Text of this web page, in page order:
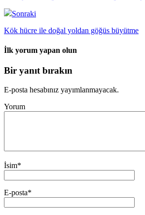
Sonraki
Kök hücre ile doğal yoldan göğüs büyütme
İlk yorum yapan olun
Bir yanıt bırakın
E-posta hesabınız yayımlanmayacak.
Yorum
İsim*
E-posta*